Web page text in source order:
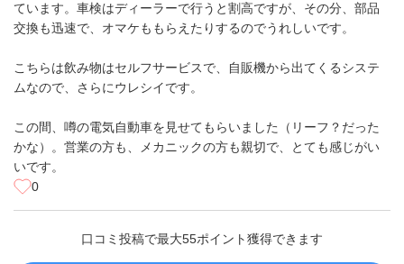
ています。車検はディーラーで行うと割高ですが、その分、部品
交換も迅速で、オマケももらえたりするのでうれしいです。
こちらは飲み物はセルフサービスで、自販機から出てくるシステ
ムなので、さらにウレシイです。
この間、噂の電気自動車を見せてもらいました（リーフ？だった
かな）。営業の方も、メカニックの方も親切で、とても感じがい
いです。
0
口コミ投稿で最大55ポイント獲得できます